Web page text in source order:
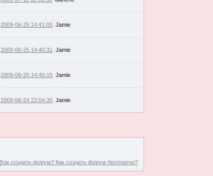
2009-06-25 14:41:00 Jamie
2009-06-25 14:40:31 Jamie
2009-06-25 14:40:15 Jamie
2009-06-24 22:54:30 Jamie